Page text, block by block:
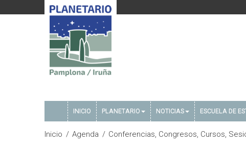
INICIO PLANETARIO NOTICIAS ESCUELA DE
Inicio Agenda Conferencias, Congresos, Cursos,